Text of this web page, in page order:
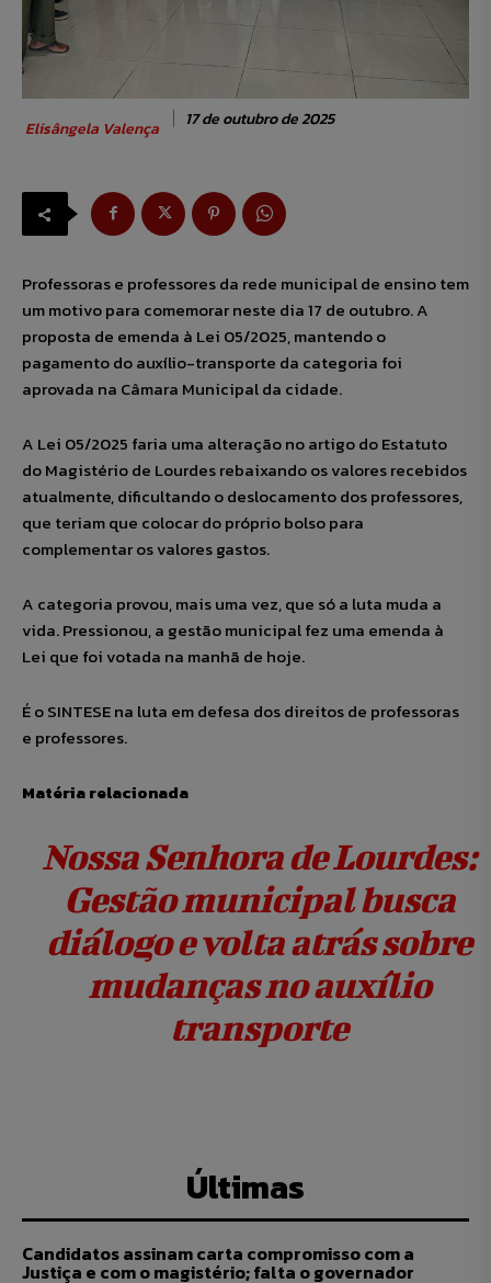
Elisângela Valença 17 de outubro de 2025
Professoras e professores da rede municipal de ensino tem
um motivo para comemorar neste dia 17 de outubro. A
proposta de emenda à Lei 05/2025, mantendo o
pagamento do auxílio-transporte da categoria foi
aprovada na Câmara Municipal da cidade.
A Lei 05/2025 faria uma alteração no artigo do Estatuto
do Magistério de Lourdes rebaixando os valores recebidos
atualmente, dificultando o deslocamento dos professores,
que teriam que colocar do próprio bolso para
complementar os valores gastos.
A categoria provou, mais uma vez, que só a luta muda a
vida. Pressionou, a gestão municipal fez uma emenda à
Lei que foi votada na manhã de hoje.
É o SINTESE na luta em defesa dos direitos de professoras
e professores.
Matéria relacionada
Nossa Senhora de Lourdes:
Gestão municipal busca
diálogo e volta atrás sobre
mudanças no auxílio
transporte
Últimas
Candidatos assinam carta compromisso com a
Justiça e com o magistério; falta o governador